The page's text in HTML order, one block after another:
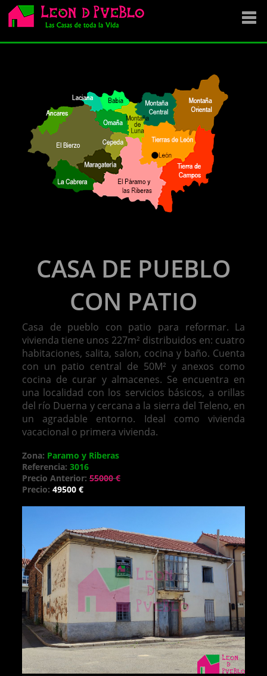
SE VENDE
OFERTAS
NOVEDADES
VENDEMOS TU CASA
DÓNDE COMPRAR ?
CASA DE PUEBLO
CON PATIO
Casa de pueblo con patio para reformar. La
vivienda tiene unos 227m² distribuidos en: cuatro
habitaciones, salita, salon, cocina y baño. Cuenta
con un patio central de 50M² y anexos como
cocina de curar y almacenes. Se encuentra en
una localidad con los servicios básicos, a orillas
del río Duerna y cercana a la sierra del Teleno, en
un agradable entorno. Ideal como vivienda
vacacional o primera vivienda.
Zona: Paramo y Riberas
Referencia: 3016
Precio Anterior: 55000 €
Precio: 49500 €